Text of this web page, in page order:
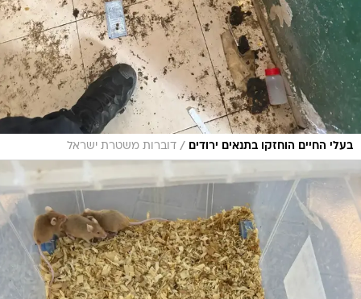
בעלי החיים הוחזקו בתנאים ירודים / דוברות משטרת ישראל